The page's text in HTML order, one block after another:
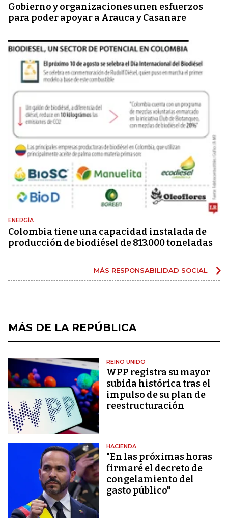
Gobierno y organizaciones unen esfuerzos
para poder apoyar a Arauca y Casanare
ENERGÍA
Colombia tiene una capacidad instalada de
producción de biodiésel de 813.000 toneladas
MÁS RESPONSABILIDAD SOCIAL
MÁS DE LA REPÚBLICA
REINO UNIDO
WPP registra su mayor
subida histórica tras el
impulso de su plan de
reestructuración
HACIENDA
"En las próximas horas
firmaré el decreto de
congelamiento del
gasto público"